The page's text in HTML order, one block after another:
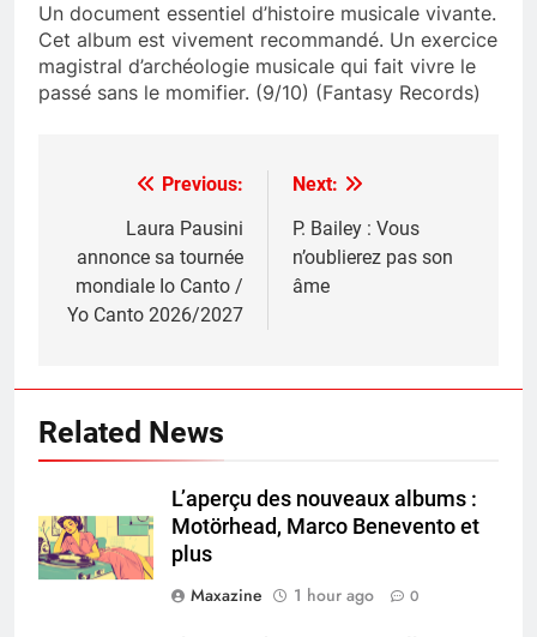
Un document essentiel d’histoire musicale vivante.
Cet album est vivement recommandé. Un exercice
magistral d’archéologie musicale qui fait vivre le
passé sans le momifier. (9/10) (Fantasy Records)
navigation
Previous:
Laura Pausini
annonce sa tournée
mondiale Io Canto /
Yo Canto 2026/2027
Next:
P. Bailey : Vous
n’oublierez pas son
âme
Related News
L’aperçu des nouveaux albums :
Motörhead, Marco Benevento et
plus
Maxazine
1 hour ago 0